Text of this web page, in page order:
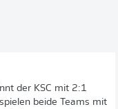
der KSC mit 2:1
beide Teams mit